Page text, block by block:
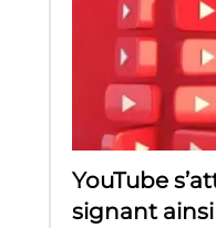
YouTube
signant